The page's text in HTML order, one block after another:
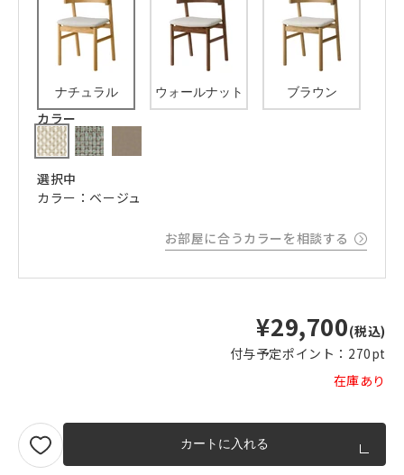
ナチュラル ウォールナット ブラウン
カラー
選択中
カラー：ベージュ
お部屋に合うカラーを相談する
¥29,700(税込)
付与予定ポイント： 270pt
在庫あり
カートに入れる